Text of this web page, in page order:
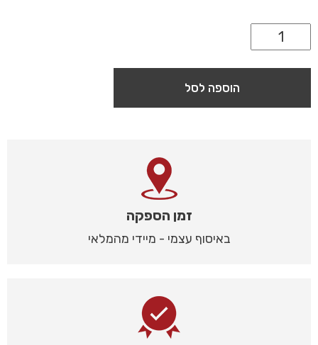
הוספה לסל
זמן הספקה
באיסוף עצמי - מיידי מהמלאי